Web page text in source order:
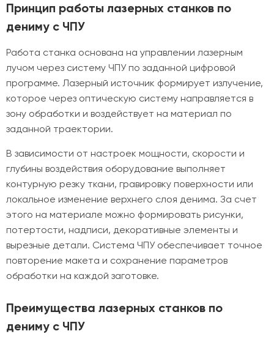
Принцип работы лазерных станков по
дениму с ЧПУ
Работа станка основана на управлении лазерным
лучом через систему ЧПУ по заданной цифровой
программе. Лазерный источник формирует излучение,
которое через оптическую систему направляется в
зону обработки и воздействует на материал по
заданной траектории.
В зависимости от настроек мощности, скорости и
глубины воздействия оборудование выполняет
контурную резку ткани, гравировку поверхности или
локальное изменение верхнего слоя денима. За счет
этого на материале можно формировать рисунки,
потертости, надписи, декоративные элементы и
вырезные детали. Система ЧПУ обеспечивает точное
повторение макета и сохранение параметров
обработки на каждой заготовке.
Преимущества лазерных станков по
дениму с ЧПУ